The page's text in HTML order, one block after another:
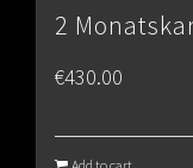
2
€430.00